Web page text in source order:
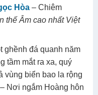
Hòa – Chiêm
thế Âm cao nhất Việt
ghềnh đá quanh năm
tầm mắt ra xa, quý
vùng biển bao la rộng
Nơi ngắm Hoàng hôn